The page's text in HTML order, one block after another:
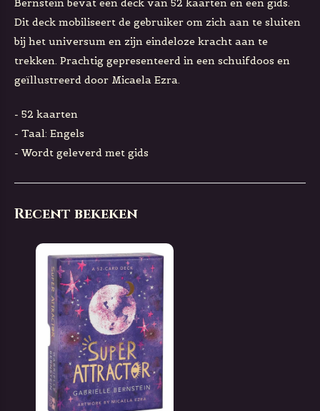
Bernstein bevat een deck van 52 kaarten en een gids.
Dit deck mobiliseert de gebruiker om zich aan te sluiten
bij het universum en zijn eindeloze kracht aan te
trekken. Prachtig gepresenteerd in een schuifdoos en
geïllustreerd door Micaela Ezra.
- 52 kaarten
- Taal: Engels
- Wordt geleverd met gids
Recent bekeken